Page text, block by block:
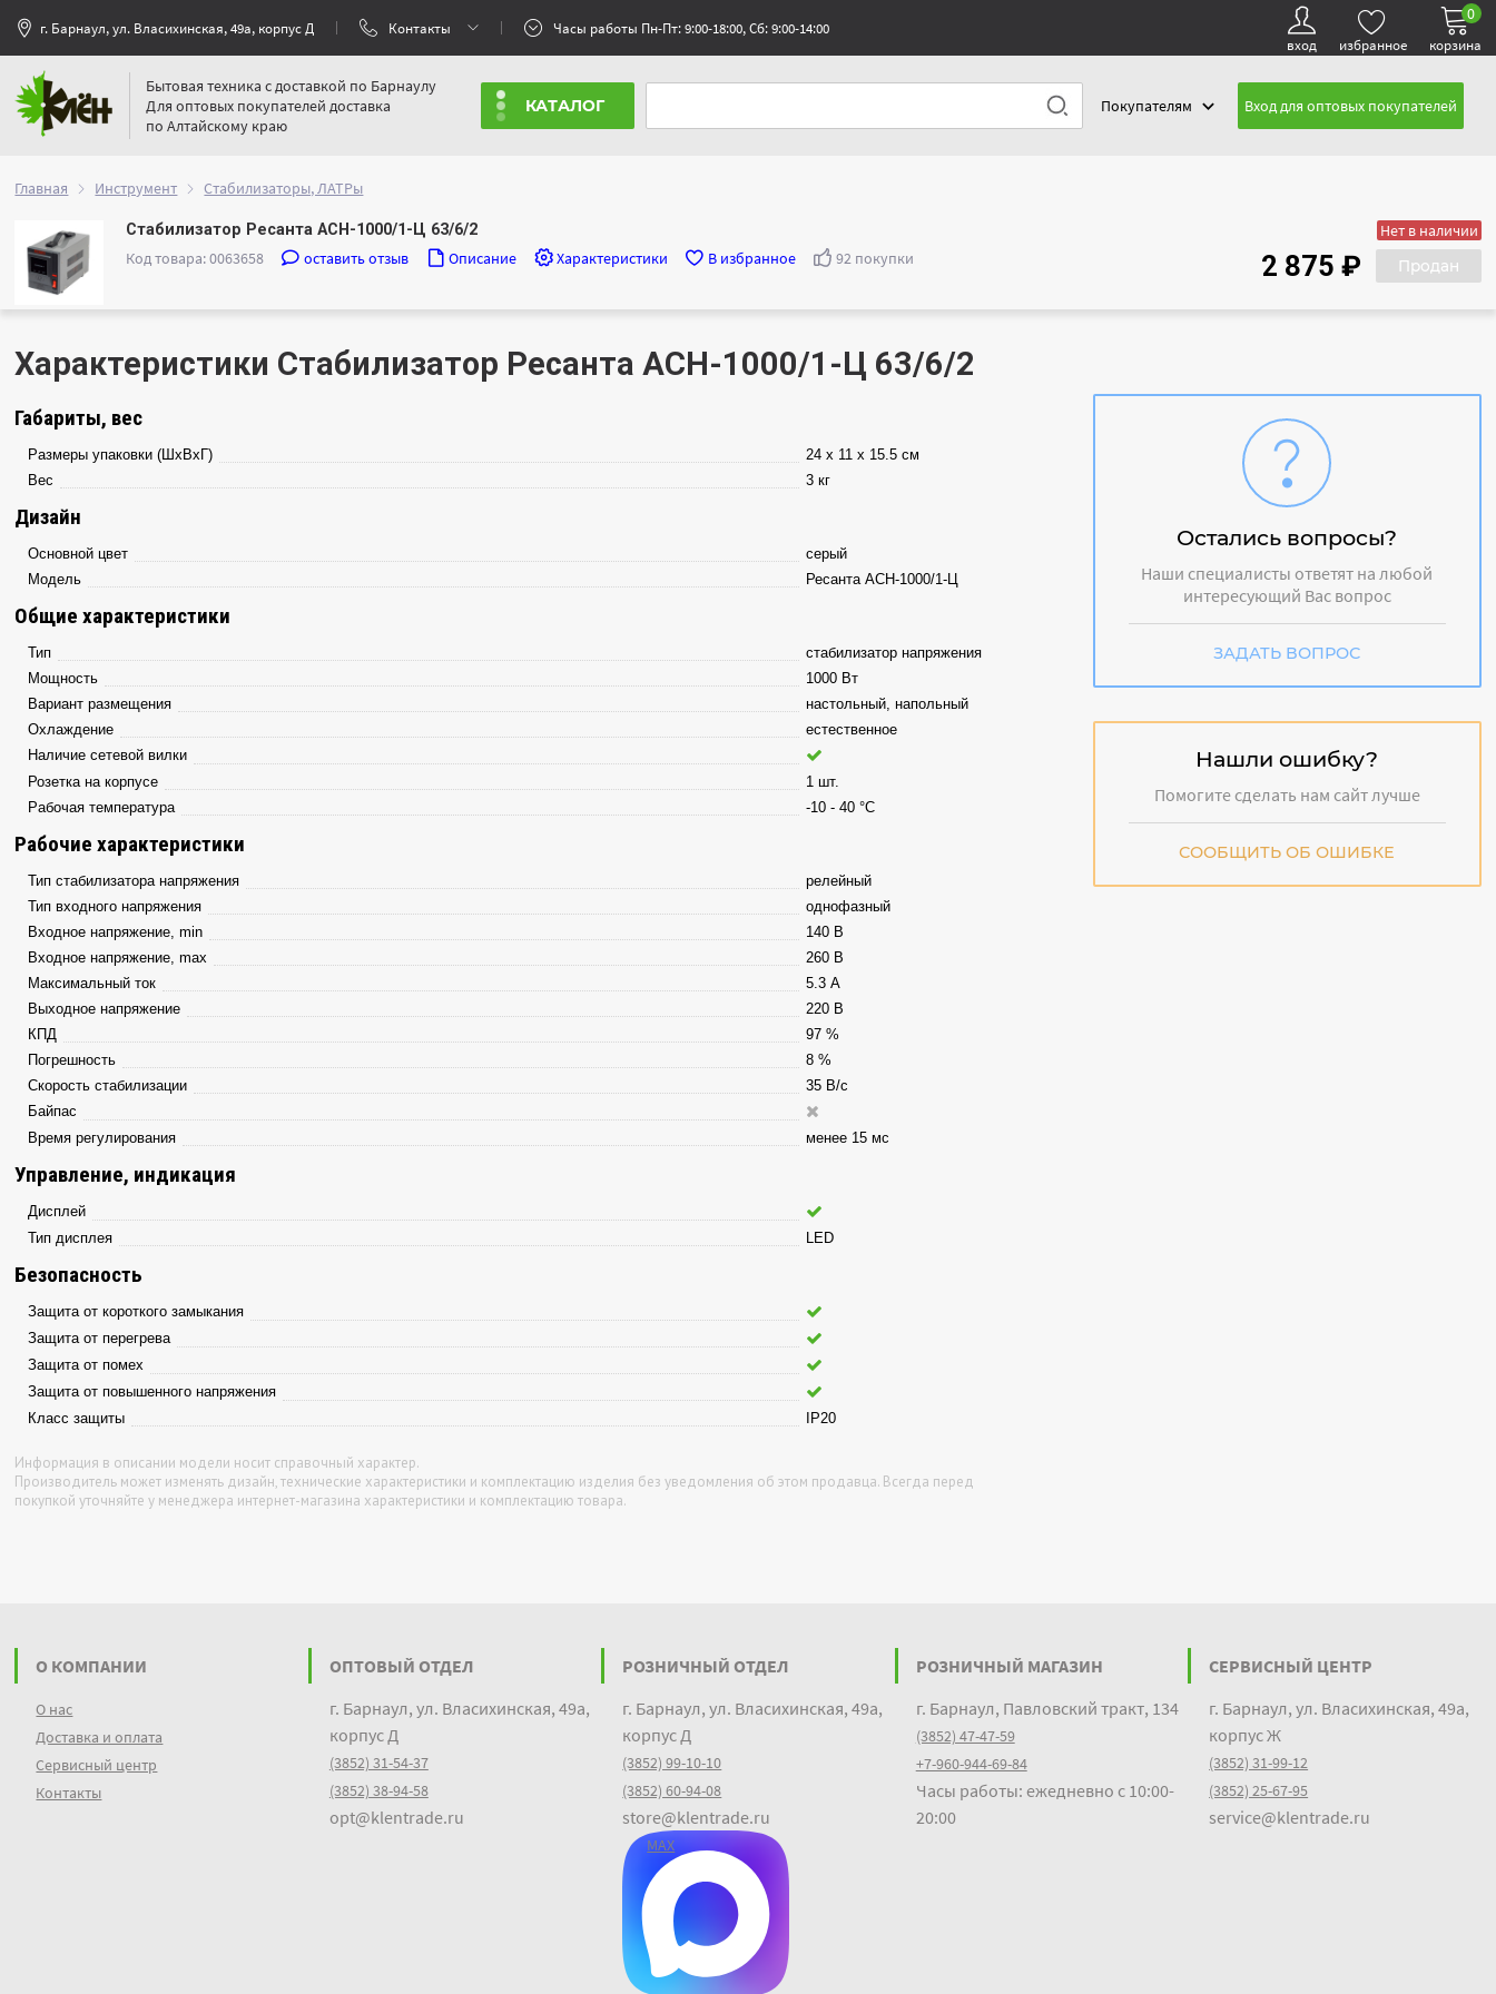
г. Барнаул, ул. Власихинская, 49а, корпус Д Контакты Часы работы Пн-Пт: 9:00-18:00, Сб: 9:00-14:00
вход избранное корзина
0
Бытовая техника с доставкой по Барнаулу
Для оптовых покупателей доставка
по Алтайскому краю
КАТАЛОГ Покупателям Вход для оптовых покупателей
Главная Инструмент Стабилизаторы, ЛАТРы
Стабилизатор Ресанта АСН-1000/1-Ц 63/6/2
Код товара: 0063658 оставить отзыв Описание Характеристики В избранное 92 покупки
Нет в наличии
2 875 ₽ Продан
Характеристики Стабилизатор Ресанта АСН-1000/1-Ц 63/6/2
Габариты, вес
Размеры упаковки (ШхВхГ)
24 х 11 х 15.5 см
Вес
3 кг
Дизайн
Основной цвет
серый
Модель
Ресанта АСН-1000/1-Ц
Общие характеристики
Тип
стабилизатор напряжения
Мощность
1000 Вт
Вариант размещения
настольный, напольный
Охлаждение
естественное
Наличие сетевой вилки
Розетка на корпусе
1 шт.
Рабочая температура
-10 - 40 °С
Рабочие характеристики
Тип стабилизатора напряжения
релейный
Тип входного напряжения
однофазный
Входное напряжение, min
140 В
Входное напряжение, max
260 В
Максимальный ток
5.3 А
Выходное напряжение
220 В
КПД
97 %
Погрешность
8 %
Скорость стабилизации
35 В/с
Байпас
Время регулирования
менее 15 мс
Управление, индикация
Дисплей
Тип дисплея
LED
Безопасность
Защита от короткого замыкания
Защита от перегрева
Защита от помех
Защита от повышенного напряжения
Класс защиты
IP20
Информация в описании модели носит справочный характер.
Производитель может изменять дизайн, технические характеристики и комплектацию изделия без уведомления об этом продавца. Всегда перед
покупкой уточняйте у менеджера интернет-магазина характеристики и комплектацию товара.
Остались вопросы?
Наши специалисты ответят на любой
интересующий Вас вопрос
ЗАДАТЬ ВОПРОС
Нашли ошибку?
Помогите сделать нам сайт лучше
СООБЩИТЬ ОБ ОШИБКЕ
О КОМПАНИИ
О нас
Доставка и оплата
Сервисный центр
Контакты
ОПТОВЫЙ ОТДЕЛ
г. Барнаул, ул. Власихинская, 49а,
корпус Д
(3852) 31-54-37
(3852) 38-94-58
opt@klentrade.ru
РОЗНИЧНЫЙ ОТДЕЛ
г. Барнаул, ул. Власихинская, 49а,
корпус Д
(3852) 99-10-10
(3852) 60-94-08
store@klentrade.ru
MAX
РОЗНИЧНЫЙ МАГАЗИН
г. Барнаул, Павловский тракт, 134
(3852) 47-47-59
+7-960-944-69-84
Часы работы: ежедневно с 10:00-
20:00
СЕРВИСНЫЙ ЦЕНТР
г. Барнаул, ул. Власихинская, 49а,
корпус Ж
(3852) 31-99-12
(3852) 25-67-95
service@klentrade.ru